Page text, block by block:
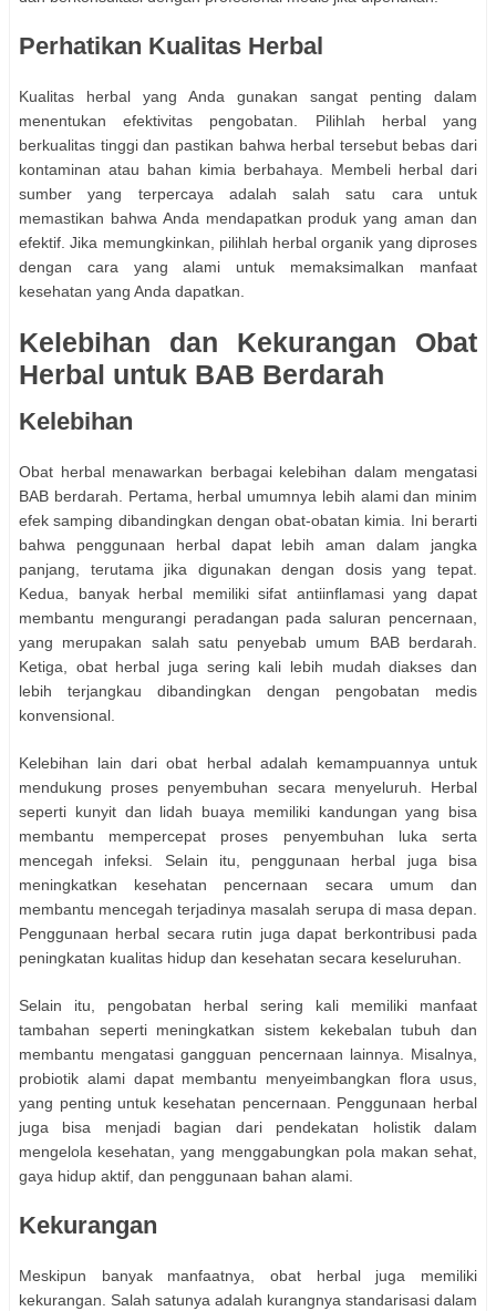
Perhatikan Kualitas Herbal
Kualitas herbal yang Anda gunakan sangat penting dalam
menentukan efektivitas pengobatan. Pilihlah herbal yang
berkualitas tinggi dan pastikan bahwa herbal tersebut bebas dari
kontaminan atau bahan kimia berbahaya. Membeli herbal dari
sumber yang terpercaya adalah salah satu cara untuk
memastikan bahwa Anda mendapatkan produk yang aman dan
efektif. Jika memungkinkan, pilihlah herbal organik yang diproses
dengan cara yang alami untuk memaksimalkan manfaat
kesehatan yang Anda dapatkan.
Kelebihan dan Kekurangan Obat
Herbal untuk BAB Berdarah
Kelebihan
Obat herbal menawarkan berbagai kelebihan dalam mengatasi
BAB berdarah. Pertama, herbal umumnya lebih alami dan minim
efek samping dibandingkan dengan obat-obatan kimia. Ini berarti
bahwa penggunaan herbal dapat lebih aman dalam jangka
panjang, terutama jika digunakan dengan dosis yang tepat.
Kedua, banyak herbal memiliki sifat antiinflamasi yang dapat
membantu mengurangi peradangan pada saluran pencernaan,
yang merupakan salah satu penyebab umum BAB berdarah.
Ketiga, obat herbal juga sering kali lebih mudah diakses dan
lebih terjangkau dibandingkan dengan pengobatan medis
konvensional.
Kelebihan lain dari obat herbal adalah kemampuannya untuk
mendukung proses penyembuhan secara menyeluruh. Herbal
seperti kunyit dan lidah buaya memiliki kandungan yang bisa
membantu mempercepat proses penyembuhan luka serta
mencegah infeksi. Selain itu, penggunaan herbal juga bisa
meningkatkan kesehatan pencernaan secara umum dan
membantu mencegah terjadinya masalah serupa di masa depan.
Penggunaan herbal secara rutin juga dapat berkontribusi pada
peningkatan kualitas hidup dan kesehatan secara keseluruhan.
Selain itu, pengobatan herbal sering kali memiliki manfaat
tambahan seperti meningkatkan sistem kekebalan tubuh dan
membantu mengatasi gangguan pencernaan lainnya. Misalnya,
probiotik alami dapat membantu menyeimbangkan flora usus,
yang penting untuk kesehatan pencernaan. Penggunaan herbal
juga bisa menjadi bagian dari pendekatan holistik dalam
mengelola kesehatan, yang menggabungkan pola makan sehat,
gaya hidup aktif, dan penggunaan bahan alami.
Kekurangan
Meskipun banyak manfaatnya, obat herbal juga memiliki
kekurangan. Salah satunya adalah kurangnya standarisasi dalam